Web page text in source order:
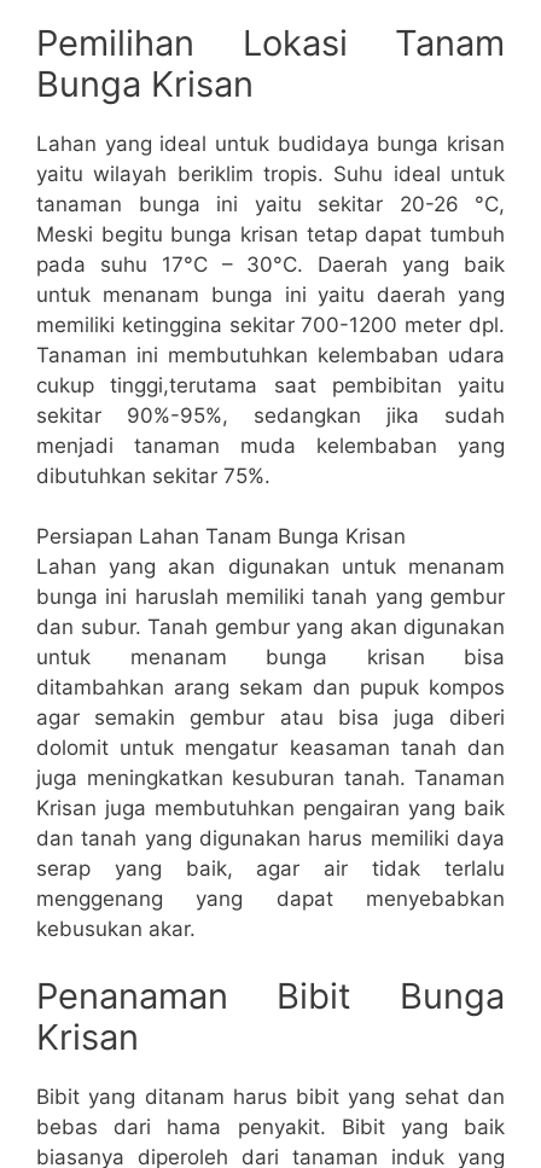
Pemilihan Lokasi Tanam
Bunga Krisan
Lahan yang ideal untuk budidaya bunga krisan
yaitu wilayah beriklim tropis. Suhu ideal untuk
tanaman bunga ini yaitu sekitar 20-26 °C,
Meski begitu bunga krisan tetap dapat tumbuh
pada suhu 17°C – 30°C. Daerah yang baik
untuk menanam bunga ini yaitu daerah yang
memiliki ketinggina sekitar 700-1200 meter dpl.
Tanaman ini membutuhkan kelembaban udara
cukup tinggi,terutama saat pembibitan yaitu
sekitar 90%-95%, sedangkan jika sudah
menjadi tanaman muda kelembaban yang
dibutuhkan sekitar 75%.
Persiapan Lahan Tanam Bunga Krisan
Lahan yang akan digunakan untuk menanam
bunga ini haruslah memiliki tanah yang gembur
dan subur. Tanah gembur yang akan digunakan
untuk menanam bunga krisan bisa
ditambahkan arang sekam dan pupuk kompos
agar semakin gembur atau bisa juga diberi
dolomit untuk mengatur keasaman tanah dan
juga meningkatkan kesuburan tanah. Tanaman
Krisan juga membutuhkan pengairan yang baik
dan tanah yang digunakan harus memiliki daya
serap yang baik, agar air tidak terlalu
menggenang yang dapat menyebabkan
kebusukan akar.
Penanaman Bibit Bunga
Krisan
Bibit yang ditanam harus bibit yang sehat dan
bebas dari hama penyakit. Bibit yang baik
biasanya diperoleh dari tanaman induk yang